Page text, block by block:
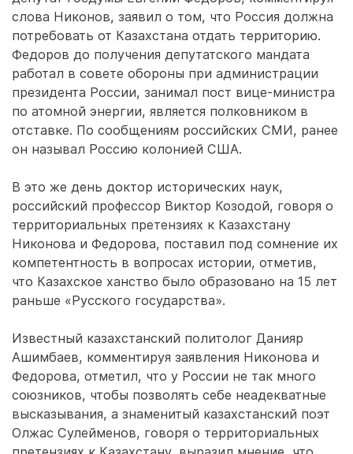
слова Никонов, заявил о том, что Россия должна
потребовать от Казахстана отдать территорию.
Федоров до получения депутатского мандата
работал в совете обороны при администрации
президента России, занимал пост вице-министра
по атомной энергии, является полковником в
отставке. По сообщениям российских СМИ, ранее
он называл Россию колонией США.
В это же день доктор исторических наук,
российский профессор Виктор Козодой, говоря о
территориальных претензиях к Казахстану
Никонова и Федорова, поставил под сомнение их
компетентность в вопросах истории, отметив,
что Казахское ханство было образовано на 15 лет
раньше «Русского государства».
Известный казахстанский политолог Данияр
Ашимбаев, комментируя заявления Никонова и
Федорова, отметил, что у России не так много
союзников, чтобы позволять себе неадекватные
высказывания, а знаменитый казахстанский поэт
Олжас Сулейменов, говоря о территориальных